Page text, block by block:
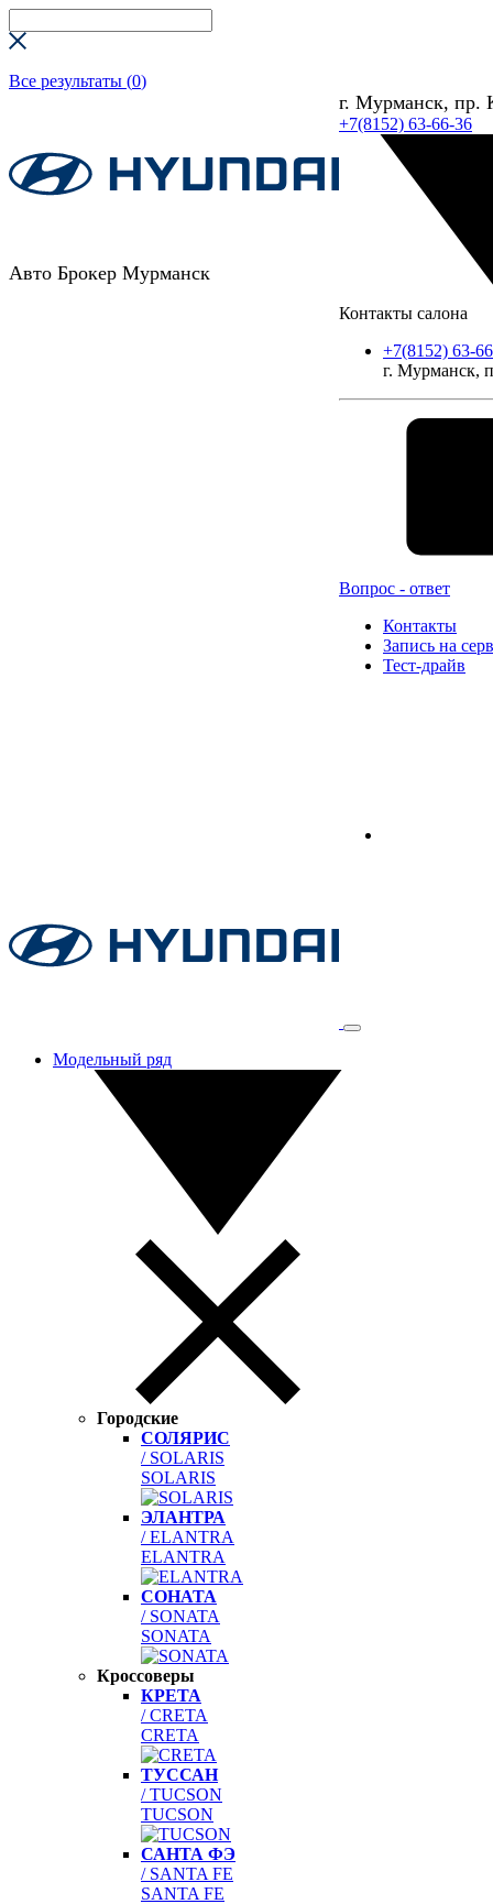
Все результаты (0)
Авто Брокер Мурманск
г. Мурманск, пр.
+7(8152) 63-66-36
Контакты салона
+7(8152) 63-
г. Мурманск,
Вопрос - ответ
Контакты
Запись на
Тест-драйв
Модельный ряд
Городские
СОЛЯРИС
/ SOLARIS
SOLARIS
ЭЛАНТРА
/ ELANTRA
ELANTRA
СОНАТА
/ SONATA
SONATA
Кроссоверы
КРЕТА
/ CRETA
CRETA
ТУССАН
/ TUCSON
TUCSON
САНТА ФЭ
/ SANTA FE
SANTA FE